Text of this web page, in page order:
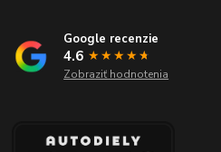
Google recenzie
4.6 ★★★★★
★
Zobraziť hodnotenia